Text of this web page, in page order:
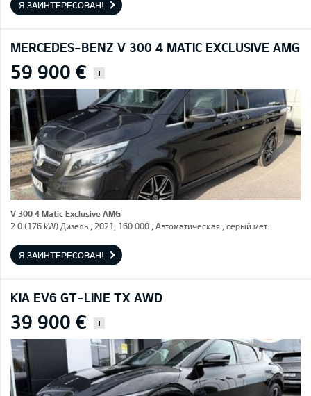
Я ЗАИНТЕРЕСОВАН!
MERCEDES-BENZ V 300 4 MATIC EXCLUSIVE AMG
59 900 € i
V 300 4 Matic Exclusive AMG
2.0 (176 kW) Дизель , 2021, 160 000 , Автоматическая , серый мет.
Я ЗАИНТЕРЕСОВАН!
KIA EV6 GT-LINE TX AWD
39 900 € i